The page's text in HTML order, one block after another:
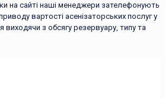
на сайті наші менеджери зателефонують
вартості асенізаторських послуг у
виходячи з обсягу резервуару, типу та